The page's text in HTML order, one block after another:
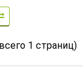
1 страниц)